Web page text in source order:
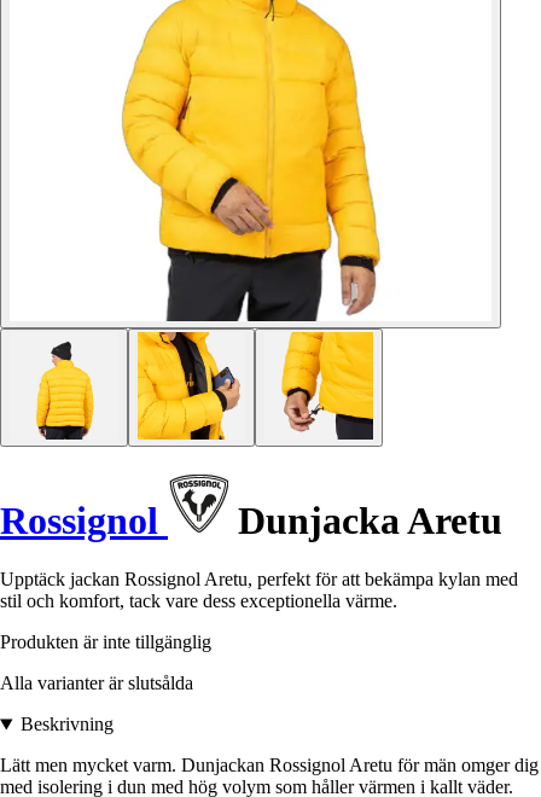
Rossignol Dunjacka Aretu
Upptäck jackan Rossignol Aretu, perfekt för att bekämpa kylan med
stil och komfort, tack vare dess exceptionella värme.
Produkten är inte tillgänglig
Alla varianter är slutsålda
Beskrivning
Lätt men mycket varm. Dunjackan Rossignol Aretu för män omger dig
med isolering i dun med hög volym som håller värmen i kallt väder.